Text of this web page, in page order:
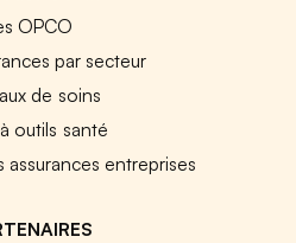
OPCO
par secteur
de soins
outils santé
assurances entreprises